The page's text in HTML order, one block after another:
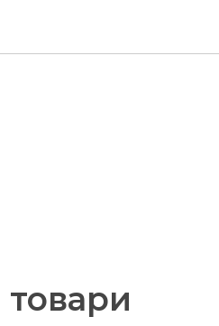
товари